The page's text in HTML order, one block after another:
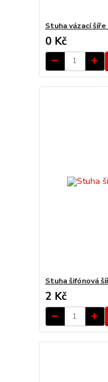
Stuha vázací šíře
0 Kč
Stuha šifónová
2 Kč